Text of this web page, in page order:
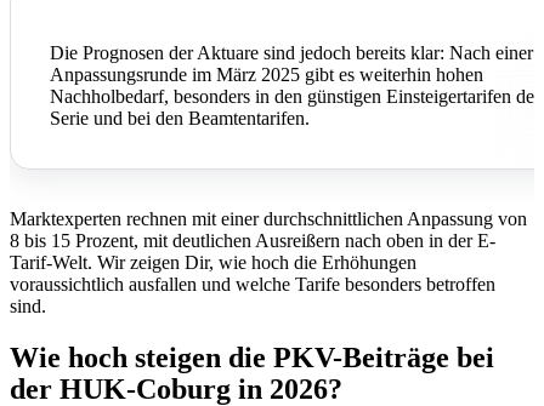
Die Prognosen der Aktuare sind jedoch bereits klar: Nach einer
Anpassungsrunde im März 2025 gibt es weiterhin hohen
Nachholbedarf, besonders in den günstigen Einsteigertarifen
Serie und bei den Beamtentarifen.
Marktexperten rechnen mit einer durchschnittlichen Anpassung von
8 bis 15 Prozent, mit deutlichen Ausreißern nach oben in der E-
Tarif-Welt. Wir zeigen Dir, wie hoch die Erhöhungen
voraussichtlich ausfallen und welche Tarife besonders betroffen
sind.
Wie hoch steigen die PKV-Beiträge bei
der HUK-Coburg in 2026?